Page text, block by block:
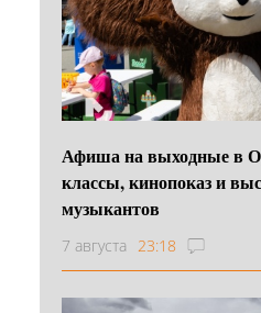
Афиша на выходные в
классы, кинопоказ и
музыкантов
7 августа 23:18